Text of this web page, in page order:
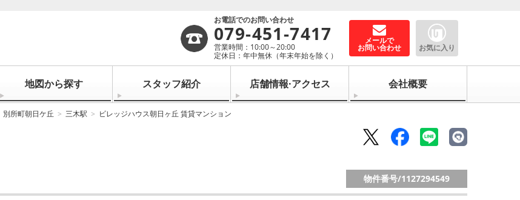
お電話でのお問い合わせ
079-451-7417
営業時間：10:00～20:00
定休日：年中無休（年末年始を除く）
メールで
お問い合わせ お気に入り
地図から探す スタッフ紹介 店舗情報·アクセス 会社概要
別所町朝日ケ丘 三木駅 ビレッジハウス朝日ヶ丘 賃貸マンション
物件番号/1127294549